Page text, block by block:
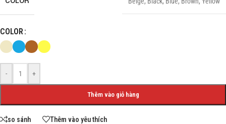
COLOR
- +
Thêm vào giỏ hàng
so sánh Thêm vào yêu thích